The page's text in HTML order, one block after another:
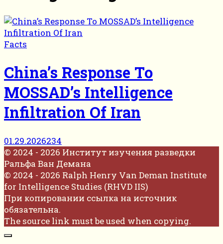
Facts
China’s Response To
MOSSAD’s Intelligence
Infiltration Of Iran
01.29.2026234
© 2024 - 2026 Институт изучения разведки
Ральфа Ван Демана
© 2024 - 2026 Ralph Henry Van Deman Institute
for Intelligence Studies (RHVD IIS)
При копировании ссылка на источник
обязательна.
The source link must be used when copying.